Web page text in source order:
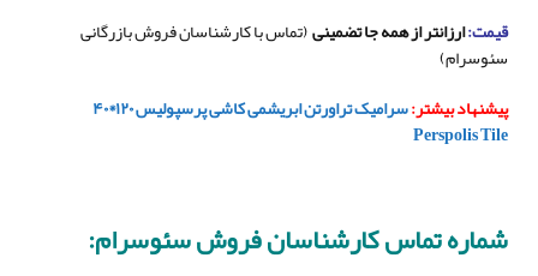
قیمت:ارزانتر از همه جا تضمینی(تماس با کارشناسان فروش بازرگانی
سئوسرام)
پیشنهاد بیشتر:
Perspolis Tile
شماره تماس کارشناسان فروش سئوسرام: